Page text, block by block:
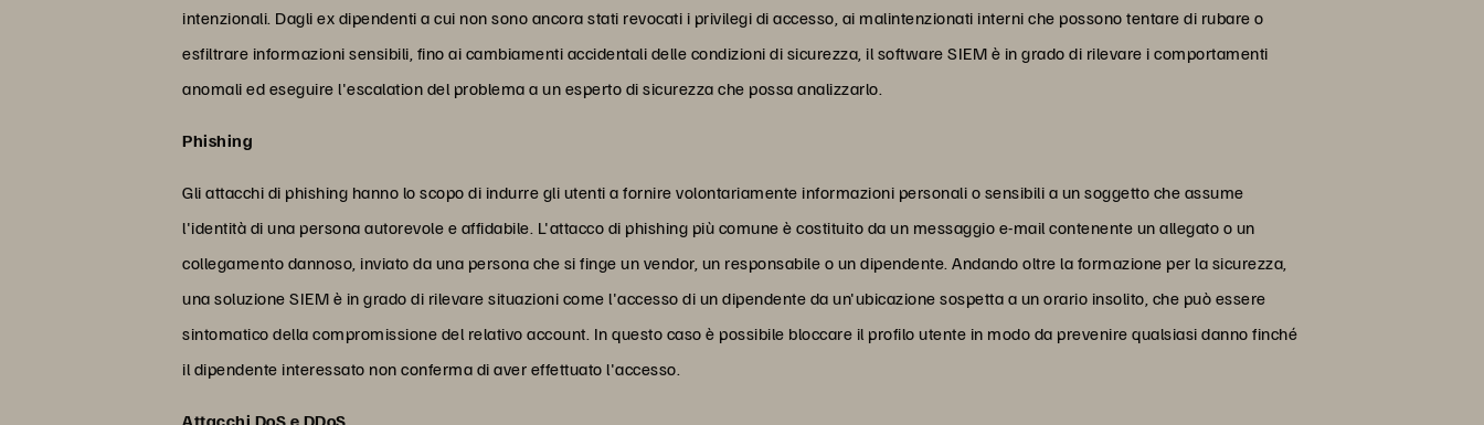
intenzionali. Dagli ex dipendenti a cui non sono ancora stati revocati i privilegi di accesso, ai malintenzionati interni che possono tentare di rubare o
esfiltrare informazioni sensibili, fino ai cambiamenti accidentali delle condizioni di sicurezza, il software SIEM è in grado di rilevare i comportamenti
anomali ed eseguire l'escalation del problema a un esperto di sicurezza che possa analizzarlo.
Phishing
Gli attacchi di phishing hanno lo scopo di indurre gli utenti a fornire volontariamente informazioni personali o sensibili a un soggetto che assume
l'identità di una persona autorevole e affidabile. L'attacco di phishing più comune è costituito da un messaggio e-mail contenente un allegato o un
collegamento dannoso, inviato da una persona che si finge un vendor, un responsabile o un dipendente. Andando oltre la formazione per la sicurezza,
una soluzione SIEM è in grado di rilevare situazioni come l'accesso di un dipendente da un'ubicazione sospetta a un orario insolito, che può essere
sintomatico della compromissione del relativo account. In questo caso è possibile bloccare il profilo utente in modo da prevenire qualsiasi danno finché
il dipendente interessato non conferma di aver effettuato l'accesso.
Attacchi DoS e DDoS